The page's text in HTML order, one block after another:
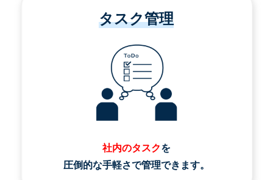
タスク管理
社内のタスクを
圧倒的な手軽さで管理できます。